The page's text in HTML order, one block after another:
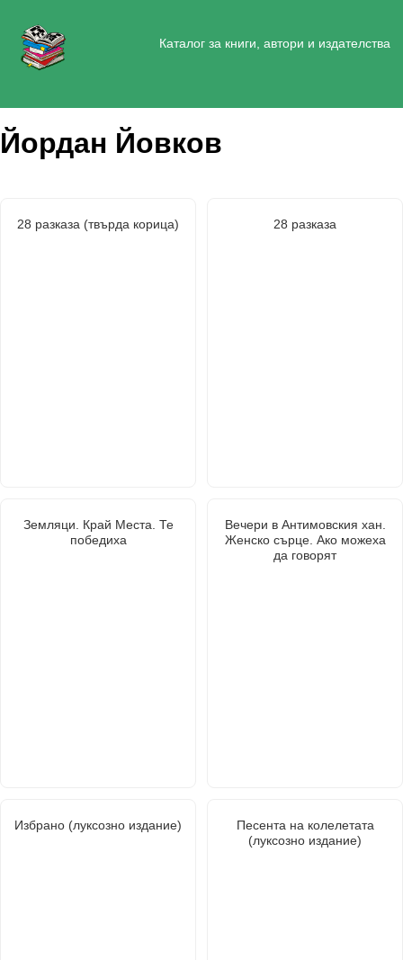
Каталог за книги, автори и издателства
Йордан Йовков
28 разказа (твърда корица) 28 разказа
Земляци. Край Места. Те
победиха
Вечери в Антимовския хан.
Женско сърце. Ако можеха
да говорят
Избрано (луксозно издание)
Песента на колелетата
(луксозно издание)